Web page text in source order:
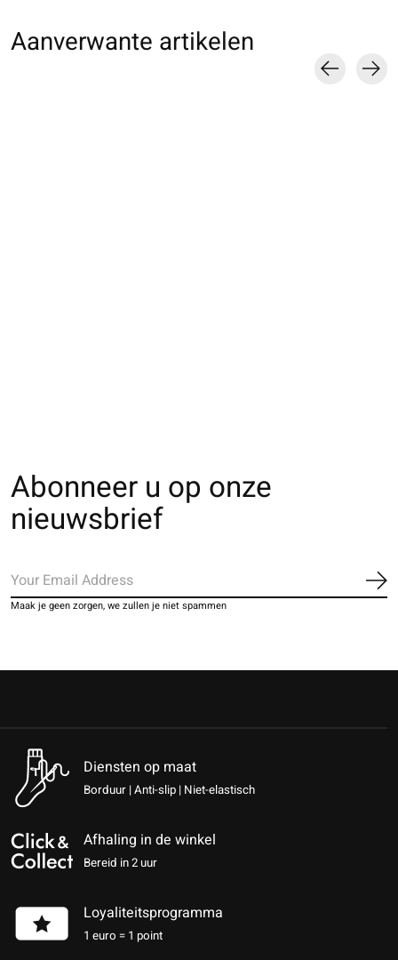
Aanverwante artikelen
Abonneer u op onze
nieuwsbrief
Maak je geen zorgen, we zullen je niet spammen
Diensten op maat
Borduur | Anti-slip | Niet-elastisch
Afhaling in de winkel
Bereid in 2 uur
Loyaliteitsprogramma
1 euro = 1 point